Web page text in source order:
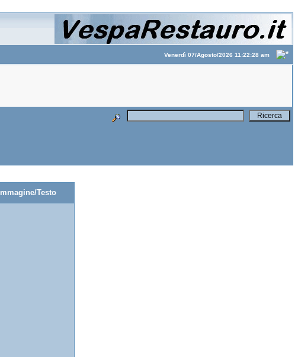
Venerdì 07/Agosto/2026 11:22:28 am
Immagine/Testo